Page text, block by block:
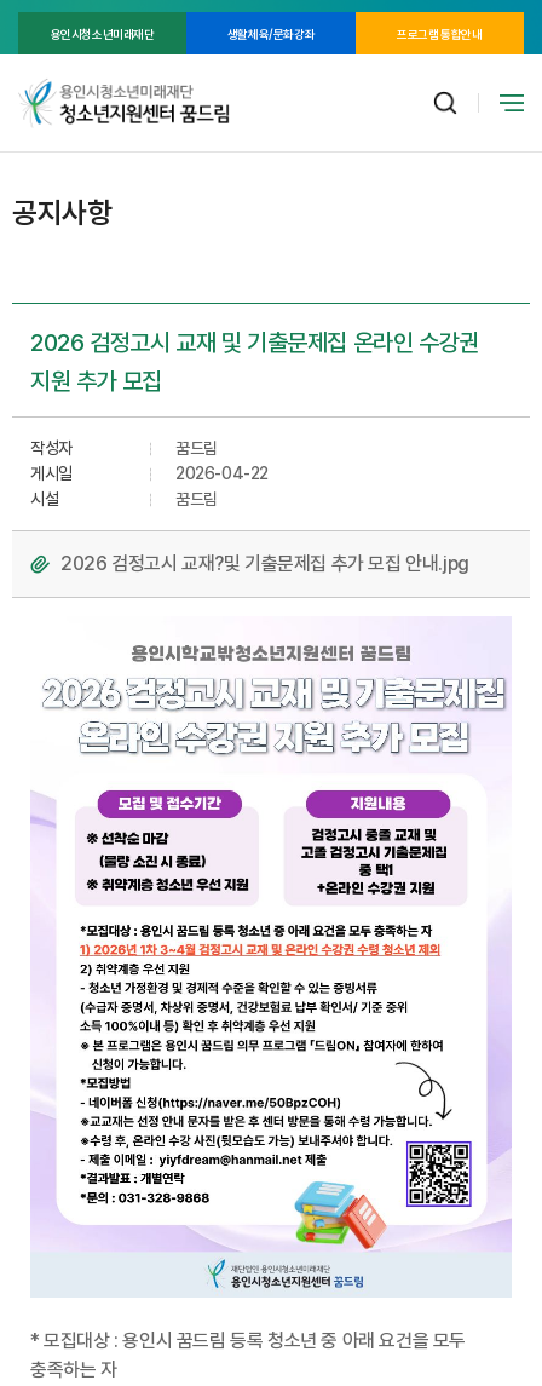
용인시청소년미래재단 생활체육/문화강좌 프로그램 통합안내
공지사항
2026 검정고시 교재 및 기출문제집 온라인 수강권
지원 추가 모집
작성자
꿈드림
게시일
2026-04-22
시설
꿈드림
2026 검정고시 교재?및 기출문제집 추가 모집 안내.jpg
* 모집대상 : 용인시 꿈드림 등록 청소년 중 아래 요건을 모두
충족하는 자